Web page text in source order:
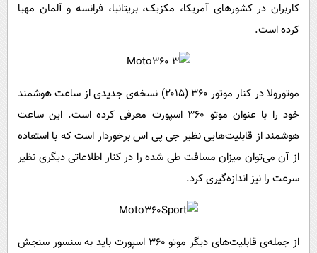
کاربران در کشورهای آمریکا، مکزیک، بریتانیا، فرانسه و آلمان مهیا
کرده است.
موتورولا در کنار موتور ۳۶۰ (۲۰۱۵) نسخه‌ی جدیدی از ساعت هوشمند
خود را با عنوان موتو ۳۶۰ اسپورت معرفی کرده است. این ساعت
هوشمند از قابلیت‌هایی نظیر جی پی اس برخوردار است که با استفاده
از آن می‌توان میزان مسافت طی شده را در کنار اطلاعاتی دیگری نظیر
سرعت را نیز اندازه‌گیری کرد.
از جمله‌ی قابلیت‌های دیگر موتو ۳۶۰ اسپورت باید به سنسور سنجش